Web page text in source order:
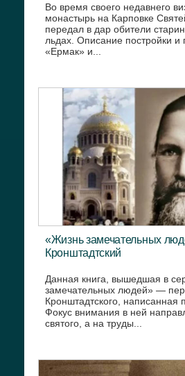
Во время своего недавнего
монастырь на Карповке
передал в дар обители
льдах. Описание постройки и
«Ермак» и...
«Жизнь замечательных
Кронштадтский
Данная книга, вышедшая в
замечательных людей» —
Кронштадтского, написанная
Фокус внимания в ней
святого, а на труды...